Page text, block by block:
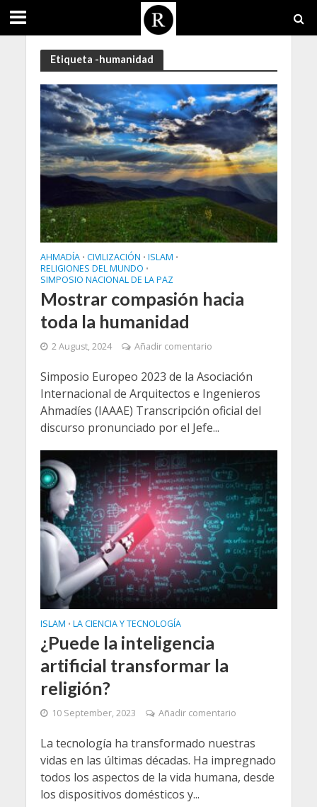
Etiqueta -humanidad
AHMADÍA • CIVILIZACIÓN • ISLAM •
RELIGIONES DEL MUNDO •
SIMPOSIO NACIONAL DE LA PAZ
Mostrar compasión hacia
toda la humanidad
2 August, 2024 Añadir comentario
Simposio Europeo 2023 de la Asociación
Internacional de Arquitectos e Ingenieros
Ahmadíes (IAAAE) Transcripción oficial del
discurso pronunciado por el Jefe...
ISLAM • LA CIENCIA Y TECNOLOGÍA
¿Puede la inteligencia
artificial transformar la
religión?
10 September, 2023 Añadir comentario
La tecnología ha transformado nuestras
vidas en las últimas décadas. Ha impregnado
todos los aspectos de la vida humana, desde
los dispositivos domésticos y...